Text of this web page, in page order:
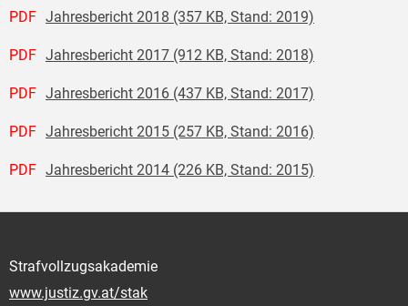
PDF Jahresbericht 2018 (357 KB, Stand: 2019)
PDF Jahresbericht 2017 (912 KB, Stand: 2018)
PDF Jahresbericht 2016 (437 KB, Stand: 2017)
PDF Jahresbericht 2015 (257 KB, Stand: 2016)
PDF Jahresbericht 2014 (226 KB, Stand: 2015)
Strafvollzugsakademie
www.justiz.gv.at/stak